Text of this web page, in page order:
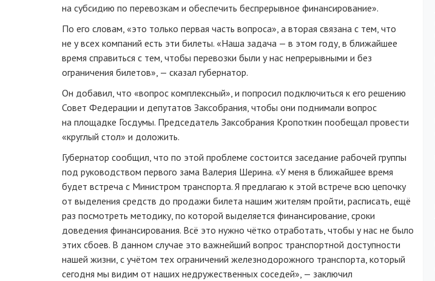
на субсидию по перевозкам и обеспечить беспрерывное финансирование».
По его словам, «это только первая часть вопроса», а вторая связана с тем, что
не у всех компаний есть эти билеты. «Наша задача — в этом году, в ближайшее
время справиться с тем, чтобы перевозки были у нас непрерывными и без
ограничения билетов», — сказал губернатор.
Он добавил, что «вопрос комплексный», и попросил подключиться к его решению
Совет Федерации и депутатов Заксобрания, чтобы они поднимали вопрос
на площадке Госдумы. Председатель Заксобрания Кропоткин пообещал провести
«круглый стол» и доложить.
Губернатор сообщил, что по этой проблеме состоится заседание рабочей группы
под руководством первого зама Валерия Шерина. «У меня в ближайшее время
будет встреча с Министром транспорта. Я предлагаю к этой встрече всю цепочку
от выделения средств до продажи билета нашим жителям пройти, расписать, ещё
раз посмотреть методику, по которой выделяется финансирование, сроки
доведения финансирования. Всё это нужно чётко отработать, чтобы у нас не было
этих сбоев. В данном случае это важнейший вопрос транспортной доступности
нашей жизни, с учётом тех ограничений железнодорожного транспорта, который
сегодня мы видим от наших недружественных соседей», — заключил